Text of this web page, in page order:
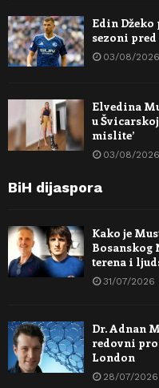
Edin Džeko
sezoni pred
03/08/2026
Elvedina
u
mislite’
03/08/2026
BiH dijaspora
Kako je
Bosanskog
terena i
31/07/2026
Dr. Adnan
redovni
London
28/07/2026